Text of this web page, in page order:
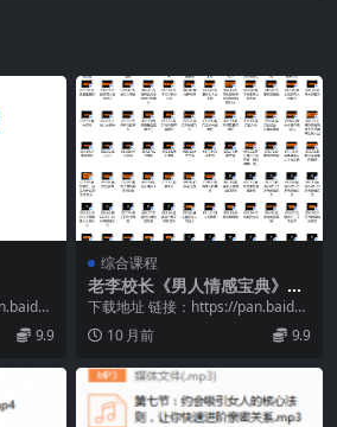
9.9
综合课程
老李校长《男人情感宝典》
（124节）
下载地址 链接：https://pan.baidu.
com/s/1MVRdPFN...
10 月前 9.9